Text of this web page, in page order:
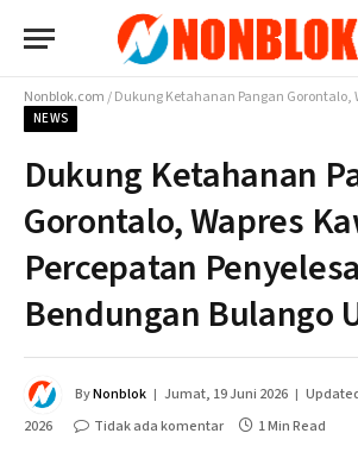
Nonblok.com/Dukung Ketahanan Pangan Gorontalo, Wapres Kawal
NEWS
Dukung Ketahanan
Gorontalo, Wapres
Percepatan
Bendungan Bulango
ByNonblok Jumat, 19 Juni 2026
2026
Tidak ada komentar 1 Min Read